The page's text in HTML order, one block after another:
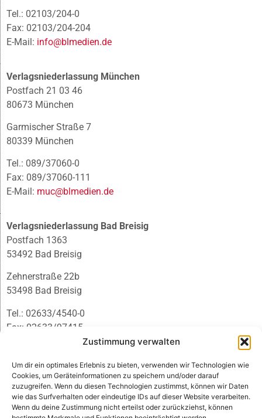
Zustimmung verwalten
Um dir ein optimales Erlebnis zu bieten, verwenden wir Technologien wie
Cookies, um Geräteinformationen zu speichern und/oder darauf
zuzugreifen. Wenn du diesen Technologien zustimmst, können wir Daten
wie das Surfverhalten oder eindeutige IDs auf dieser Website verarbeiten.
Wenn du deine Zustimmung nicht erteilst oder zurückziehst, können
Tel.: 02103/204-0
Fax: 02103/204-204
E-Mail: info@blmedien.de
Verlagsniederlassung München
Postfach 21 03 46
80673 München
Garmischer Straße 7
80339 München
Tel.: 089/37060-0
Fax: 089/37060-111
E-Mail: muc@blmedien.de
Verlagsniederlassung Bad Breisig
Postfach 1363
53492 Bad Breisig
Zehnerstraße 22b
53498 Bad Breisig
Tel.: 02633/4540-0
Fax: 02633/97415
infobb@blmedien.de